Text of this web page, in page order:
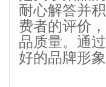
耐心解答并
费者的评价
品质量。通
好的品牌形象